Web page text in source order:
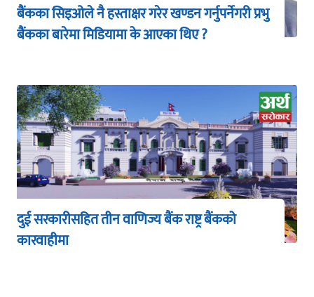
बैंकका सिइओले नै हस्ताक्षर गरेर खण्डन गर्नुपर्नेगरी प्रभु
बैंकका बारेमा मिडियामा के आएका थिए ?
दुई सरकारीसहित तीन वाणिज्य बैंक राष्ट्र बैंकको
कारवाहीमा